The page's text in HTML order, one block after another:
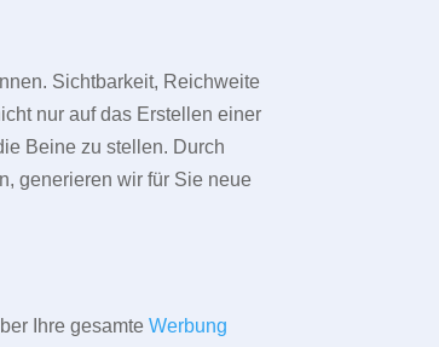
Sichtbarkeit, Reichweite
nur auf das Erstellen einer
Beine zu stellen. Durch
generieren wir für Sie neue
Ihre gesamteWerbung